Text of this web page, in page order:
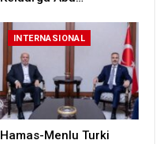
INTERNASIONAL
Hamas-Menlu Turki